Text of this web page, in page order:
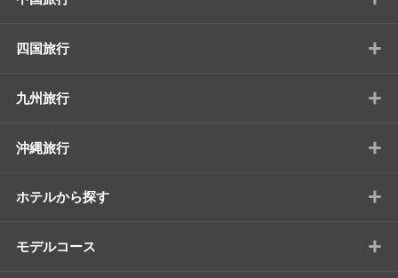
四国旅行 +
九州旅行 +
沖縄旅行 +
ホテルから探す +
モデルコース +